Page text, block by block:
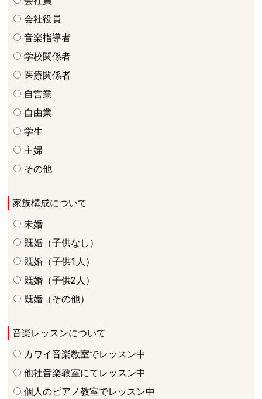
会社役員
音楽指導者
学校関係者
医療関係者
自営業
自由業
学生
主婦
その他
家族構成について
未婚
既婚（子供なし）
既婚（子供1人）
既婚（子供2人）
既婚（その他）
音楽レッスンについて
カワイ音楽教室でレッスン中
他社音楽教室にてレッスン中
個人のピアノ教室でレッスン中